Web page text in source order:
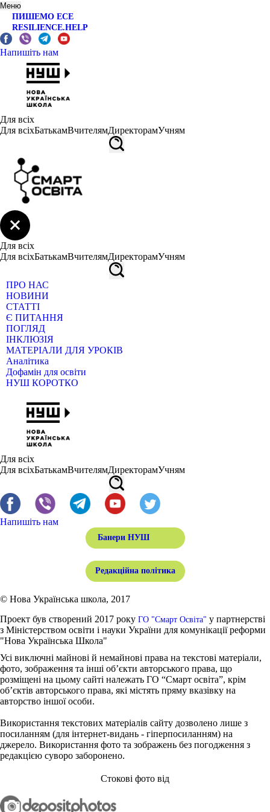
Меню
ПИШЕМО ЕСЕ
RESILIENCE.HELP
Напишіть нам
Для всіх
Для всіхБатькамВчителямДиректорамУчням
Для всіх
Для всіхБатькамВчителямДиректорамУчням
ПРО НАС
НОВИНИ
СТАТТІ
Є ПИТАННЯ
ПОГЛЯД
ІНКЛЮЗІЯ
МАТЕРІАЛИ ДЛЯ УРОКІВ
Аналітика
Дофамін для освіти
НУШ КОРОТКО
Для всіх
Для всіхБатькамВчителямДиректорамУчням
Напишіть нам
Банери НУШ
Редакційна політика
© Нова Українська школа, 2017
Проект був створений 2017 року ГО "Смарт Освіта" у партнерстві
з Міністерством освіти і науки України для комунікації реформи
"Нова Українська Школа"
Усі виключні майнові й немайнові права на текстові матеріали,
фото, зображення та інші об’єкти авторського права, що
розміщені на цьому сайті належать ГО “Смарт освіта”, крім
об’єктів авторського права, які містять пряму вказівку на
авторство іншої особи.
Використання текстових матеріалів сайту дозволено лише з
посиланням (для інтернет-видань - гіперпосиланням) на
джерело. Використання фото та зображень без погодження з
редакцією суворо заборонено.
Стокові фото від